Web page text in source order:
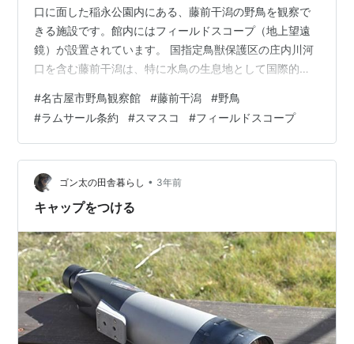
口に面した稲永公園内にある、藤前干潟の野鳥を観察で
きる施設です。館内にはフィールドスコープ（地上望遠
鏡）が設置されています。 国指定鳥獣保護区の庄内川河
口を含む藤前干潟は、特に水鳥の生息地として国際的に
す。 干潮時刻の13時02分に合わせて行きましたが、潮位
予測が79cmと高めで近くに干潟が現れないため、野鳥が
遠くなってしまいます。 私の小型フィールドスコープを
使ったスマスコの合成焦点距離980mmでは、残念ながら
歯が立たないです（笑）。 www.sxvblog.com 野鳥観察
館の中型フィー…
#名古屋市野鳥観察館 #藤前干潟 #野鳥
#ラムサール条約 #スマスコ #フィールドスコープ
ゴン太の田舎暮らし • 3年前
キャップをつける